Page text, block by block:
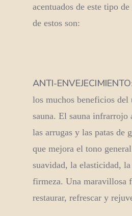
acentuados de este tipo
de estos son:
ANTI-ENVEJECIMIENTO
los muchos beneficios del
sauna. El sauna infrarrojo
las arrugas y las patas de
que mejora el tono
suavidad, la elasticidad,
firmeza. Una maravillosa
restaurar, refrescar y